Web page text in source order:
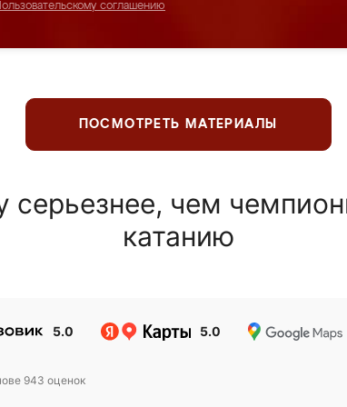
Пользовательскому соглашению
ПОСМОТРЕТЬ МАТЕРИАЛЫ
чем
катанию
5.0 5.0
943 оценок